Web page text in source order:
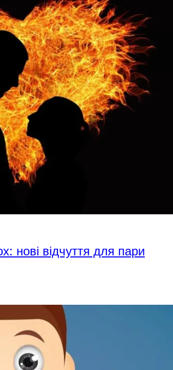
нові відчуття для пари